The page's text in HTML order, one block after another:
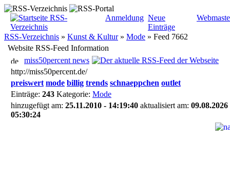
Anmeldung Neue
Einträge
RSS-Verzeichnis » Kunst & Kultur» Mode » Feed 7662
Website RSS-Feed Information
miss50percent news
http://miss50percent.de/
preiswert mode billig trends schnaeppchen outlet
Einträge: 243 Kategorie: Mode
hinzugefügt am: 25.11.2010 - 14:19:40 aktualisiert am: 09.08.2026
05:30:24